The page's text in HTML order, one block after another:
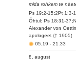
mida rohkem te
Ps 19:2-15;2Pt 1:3-
Õhtul: Ps 18:31-
Alexander von
apologeet († 1905)
05.19-21.33
8. august